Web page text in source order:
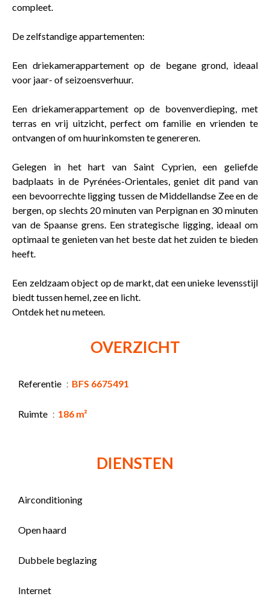
compleet.
De zelfstandige appartementen:
Een driekamerappartement op de begane grond, ideaal
voor jaar- of seizoensverhuur.
Een driekamerappartement op de bovenverdieping, met
terras en vrij uitzicht, perfect om familie en vrienden te
ontvangen of om huurinkomsten te genereren.
Gelegen in het hart van Saint Cyprien, een geliefde
badplaats in de Pyrénées-Orientales, geniet dit pand van
een bevoorrechte ligging tussen de Middellandse Zee en de
bergen, op slechts 20 minuten van Perpignan en 30 minuten
van de Spaanse grens. Een strategische ligging, ideaal om
optimaal te genieten van het beste dat het zuiden te bieden
heeft.
Een zeldzaam object op de markt, dat een unieke levensstijl
biedt tussen hemel, zee en licht.
Ontdek het nu meteen.
OVERZICHT
Referentie BFS 6675491
Ruimte 186 m²
DIENSTEN
Airconditioning
Open haard
Dubbele beglazing
Internet